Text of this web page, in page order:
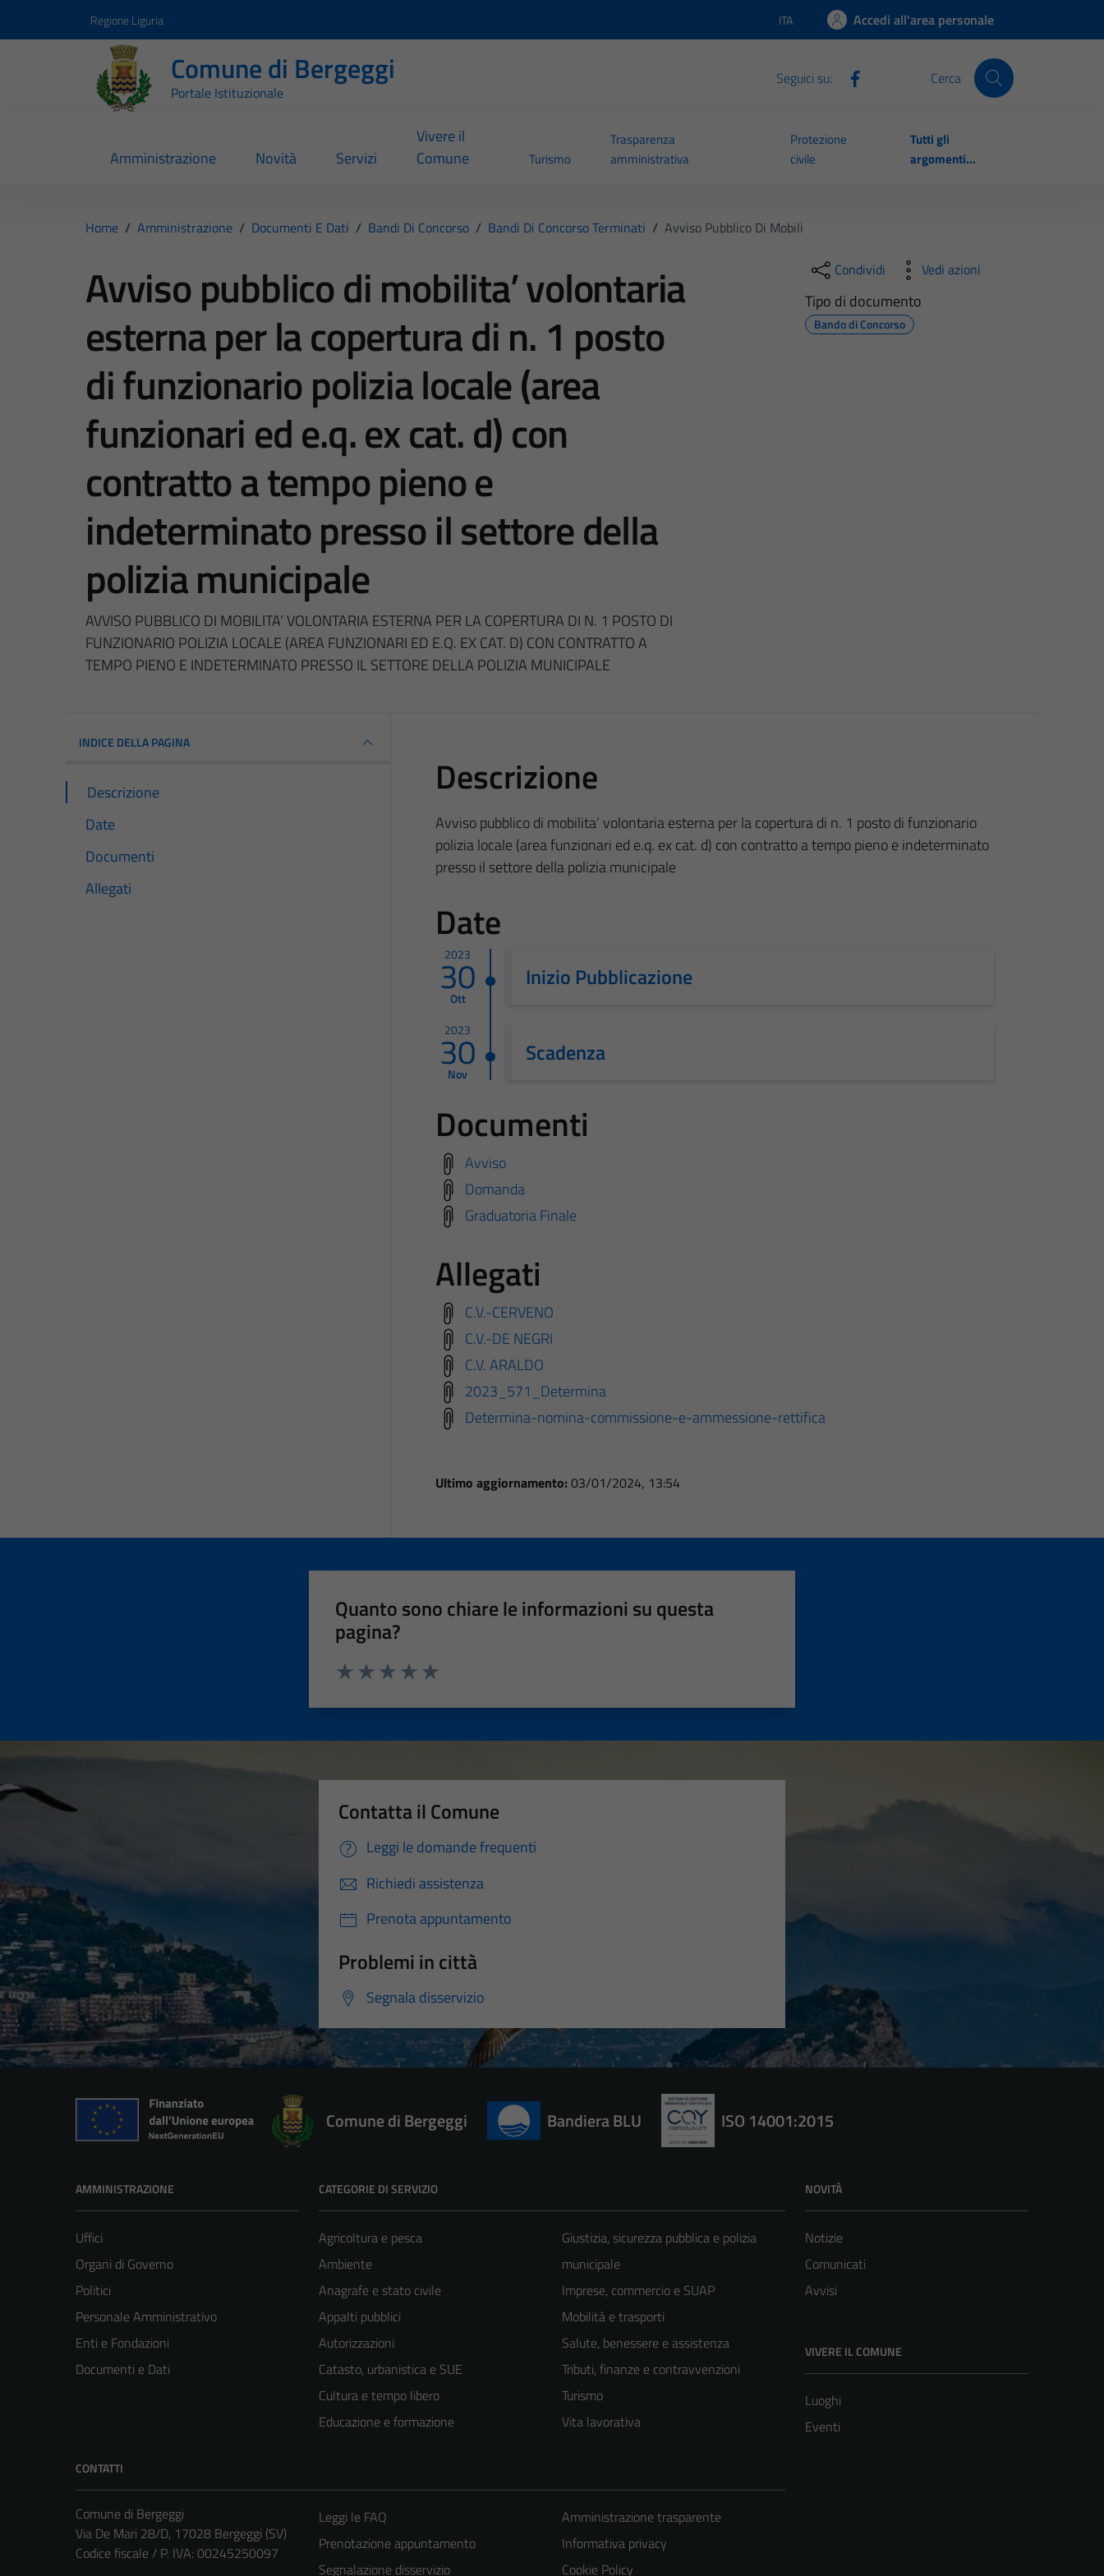
Regione Liguria Lingua attiva:
ITA Accedi all'area personale
Comune di Bergeggi
Portale Istituzionale
Seguici su: Cerca
Amministrazione Novità Servizi
Vivere il
Comune
Turismo
Trasparenza
amministrativa
Protezione
civile
Tutti gli
argomenti...
Home / Amministrazione / Documenti E Dati / Bandi Di Concorso / Bandi Di Concorso Terminati / Avviso Pubblico Di Mobili
Avviso pubblico di mobilita’ volontaria
esterna per la copertura di n. 1 posto
di funzionario polizia locale (area
funzionari ed e.q. ex cat. d) con
contratto a tempo pieno e
indeterminato presso il settore della
polizia municipale
AVVISO PUBBLICO DI MOBILITA’ VOLONTARIA ESTERNA PER LA COPERTURA DI N. 1 POSTO DI
FUNZIONARIO POLIZIA LOCALE (AREA FUNZIONARI ED E.Q. EX CAT. D) CON CONTRATTO A
TEMPO PIENO E INDETERMINATO PRESSO IL SETTORE DELLA POLIZIA MUNICIPALE
Condividi Vedi azioni
Tipo di documento
Bando di Concorso
INDICE DELLA PAGINA
Descrizione
Date
Documenti
Allegati
Descrizione
Avviso pubblico di mobilita’ volontaria esterna per la copertura di n. 1 posto di funzionario
polizia locale (area funzionari ed e.q. ex cat. d) con contratto a tempo pieno e indeterminato
presso il settore della polizia municipale
Date
2023
30
Ott
Inizio Pubblicazione
2023
30
Nov
Scadenza
Documenti
Avviso
Domanda
Graduatoria Finale
Allegati
C.V.-CERVENO
C.V.-DE NEGRI
C.V. ARALDO
2023_571_Determina
Determina-nomina-commissione-e-ammessione-rettifica
Ultimo aggiornamento: 03/01/2024, 13:54
Quanto sono chiare le informazioni su questa
pagina?
Contatta il Comune
Leggi le domande frequenti
Richiedi assistenza
Prenota appuntamento
Problemi in città
Segnala disservizio
Comune di Bergeggi Bandiera BLU ISO 14001:2015
AMMINISTRAZIONE
Uffici
Organi di Governo
Politici
Personale Amministrativo
Enti e Fondazioni
Documenti e Dati
CATEGORIE DI SERVIZIO
Agricoltura e pesca
Ambiente
Anagrafe e stato civile
Appalti pubblici
Autorizzazioni
Catasto, urbanistica e SUE
Cultura e tempo libero
Educazione e formazione
Giustizia, sicurezza pubblica e polizia
municipale
Imprese, commercio e SUAP
Mobilità e trasporti
Salute, benessere e assistenza
Tributi, finanze e contravvenzioni
Turismo
Vita lavorativa
NOVITÀ
Notizie
Comunicati
Avvisi
VIVERE IL COMUNE
Luoghi
Eventi
CONTATTI
Comune di Bergeggi
Via De Mari 28/D, 17028 Bergeggi (SV)
Codice fiscale / P. IVA: 00245250097
Leggi le FAQ
Prenotazione appuntamento
Segnalazione disservizio
Amministrazione trasparente
Informativa privacy
Cookie Policy